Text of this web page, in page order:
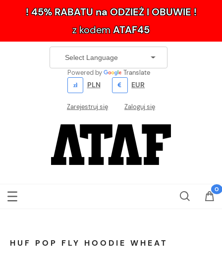
! 45% RABATU na ODZIEŻ I OBUWIE !
z kodemATAF45
Powered by Translate
PLN EUR
Zarejestruj się Zaloguj się
HUF POP FLY HOODIE WHEAT